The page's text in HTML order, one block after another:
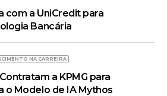
com a UniCredit para
Bancária
NA CARREIRA
a KPMG para
o Modelo de IA Mythos